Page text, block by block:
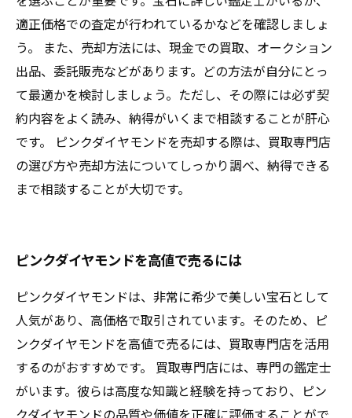
適正価格での査定が行われているかなどを確認しましょ
う。 また、売却方法には、現金での買取、オークション
出品、委託販売などがあります。どの方法が自分にとっ
て最適かを検討しましょう。ただし、その際には必ず契
約内容をよく読み、納得がいくまで相談することが肝心
です。 ピンクダイヤモンドを売却する際は、買取専門店
の選び方や売却方法についてしっかり調べ、納得できる
まで相談することが大切です。
ピンクダイヤモンドを高値で売るには
ピンクダイヤモンドは、非常に希少で美しい宝石として
人気があり、高価格で取引されています。そのため、ピ
ンクダイヤモンドを高値で売るには、買取専門店を活用
するのがおすすめです。 買取専門店には、専門の鑑定士
がいます。彼らは高度な知識と経験を持っており、ピン
クダイヤモンドの品質や価値を正確に評価することがで